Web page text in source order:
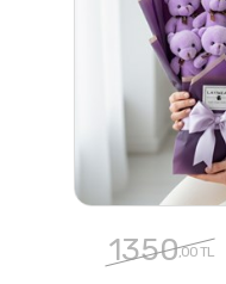
1350,00 TL